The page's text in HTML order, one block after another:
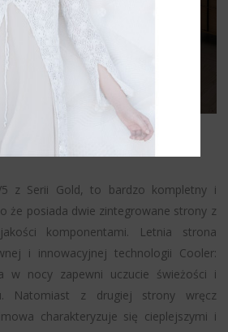
V5 SERIA GOLD
z Serii Gold, to bardzo kompletny i
że posiada dwie zintegrowane strony z
komponentami. Letnia strona
i innowacyjnej technologii Cooler:
w nocy zapewni uczucie świeżości i
Natomiast z drugiej strony wręcz
charakteryzuje się cieplejszymi i